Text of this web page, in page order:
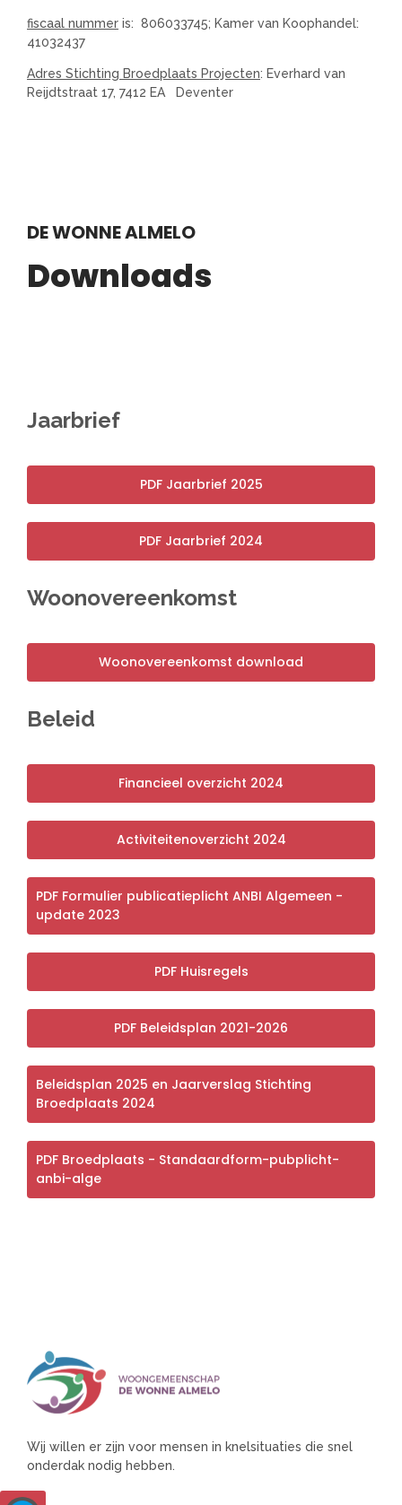
fiscaal nummer is: 806033745; Kamer van Koophandel:
41032437
Adres Stichting Broedplaats Projecten: Everhard van
Reijdtstraat 17, 7412 EA Deventer
DE WONNE ALMELO
Downloads
Jaarbrief
PDF Jaarbrief 2025
PDF Jaarbrief 2024
Woonovereenkomst
Woonovereenkomst download
Beleid
Financieel overzicht 2024
Activiteitenoverzicht 2024
PDF Formulier publicatieplicht ANBI Algemeen -
update 2023
PDF Huisregels
PDF Beleidsplan 2021-2026
Beleidsplan 2025 en Jaarverslag Stichting
Broedplaats 2024
PDF Broedplaats - Standaardform-pubplicht-
anbi-alge
Wij willen er zijn voor mensen in knelsituaties die snel
onderdak nodig hebben.